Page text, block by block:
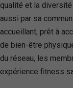
qualité et la
aussi par sa
accueillant, prêt à
de bien-être
du réseau, les
expérience fitness